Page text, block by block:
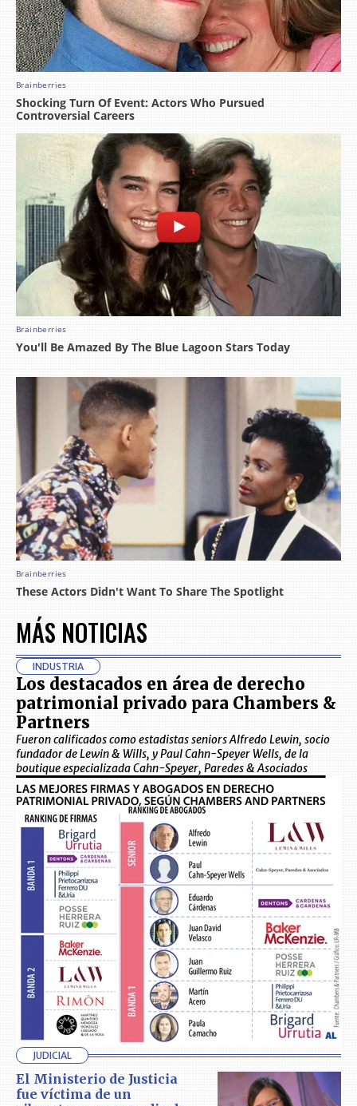
MÁS NOTICIAS
INDUSTRIA
Los destacados en área de derecho
patrimonial privado para Chambers &
Partners
Fueron calificados como estadistas seniors Alfredo Lewin, socio
fundador de Lewin & Wills, y Paul Cahn-Speyer Wells, de la
boutique especializada Cahn-Speyer, Paredes & Asociados
JUDICIAL
El Ministerio de Justicia
fue víctima de un